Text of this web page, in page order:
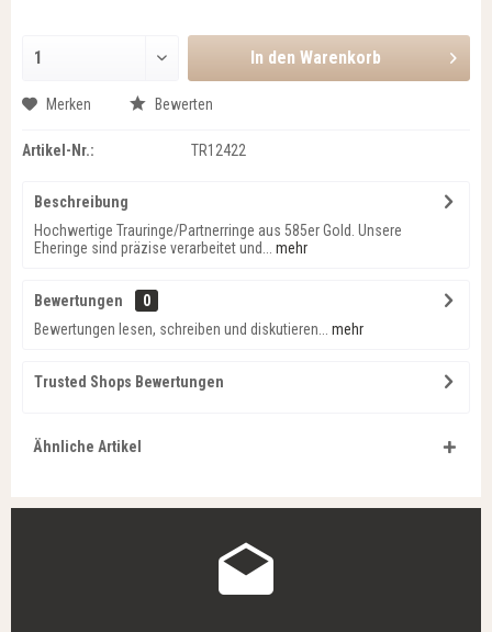
In den Warenkorb
Merken Bewerten
Artikel-Nr.: TR12422
Beschreibung
Hochwertige Trauringe/Partnerringe aus 585er Gold. Unsere
Eheringe sind präzise verarbeitet und...
mehr
Bewertungen
0
Bewertungen lesen, schreiben und diskutieren...
mehr
Trusted Shops Bewertungen
Ähnliche Artikel